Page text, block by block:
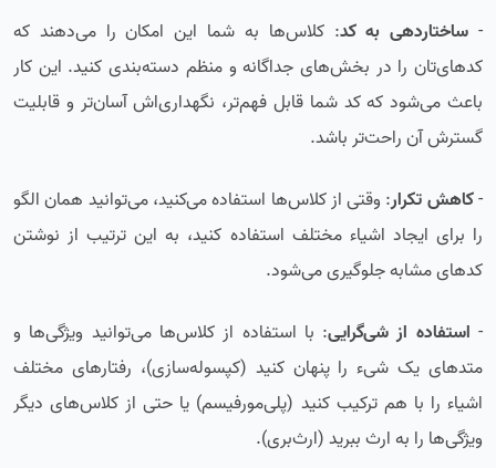
- ساختاردهی به کد: کلاس‌ها به شما این امکان را می‌دهند که
کدهای‌تان را در بخش‌های جداگانه و منظم دسته‌بندی کنید. این کار
باعث می‌شود که کد شما قابل فهم‌تر، نگهداری‌اش آسان‌تر و قابلیت
گسترش آن راحت‌تر باشد.
-کاهش تکرار: وقتی از کلاس‌ها استفاده می‌کنید، می‌توانید همان الگو
را برای ایجاد اشیاء مختلف استفاده کنید، به این ترتیب از نوشتن
کدهای مشابه جلوگیری می‌شود.
-استفاده از شی‌گرایی: با استفاده از کلاس‌ها می‌توانید ویژگی‌ها و
متدهای یک شیء را پنهان کنید (کپسوله‌سازی)، رفتارهای مختلف
اشیاء را با هم ترکیب کنید (پلی‌مورفیسم) یا حتی از کلاس‌های دیگر
ویژگی‌ها را به ارث ببرید (ارث‌بری).